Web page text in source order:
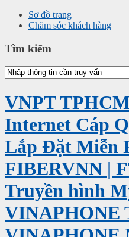
Sơ đồ trang
Chăm sóc khách hàng
Tìm kiếm
VNPT
Internet Cáp
Lắp Đặt Miễn
FIBERVNN |
Truyền hình
VINAPHONE